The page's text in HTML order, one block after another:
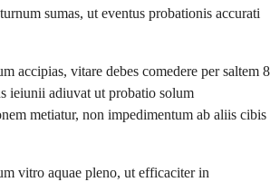
sumas, ut eventus probationis accurati
accipias, vitare debes comedere per saltem 8
ieiunii adiuvat ut probatio solum
metiatur, non impedimentum ab aliis cibis
vitro aquae pleno, ut efficaciter in